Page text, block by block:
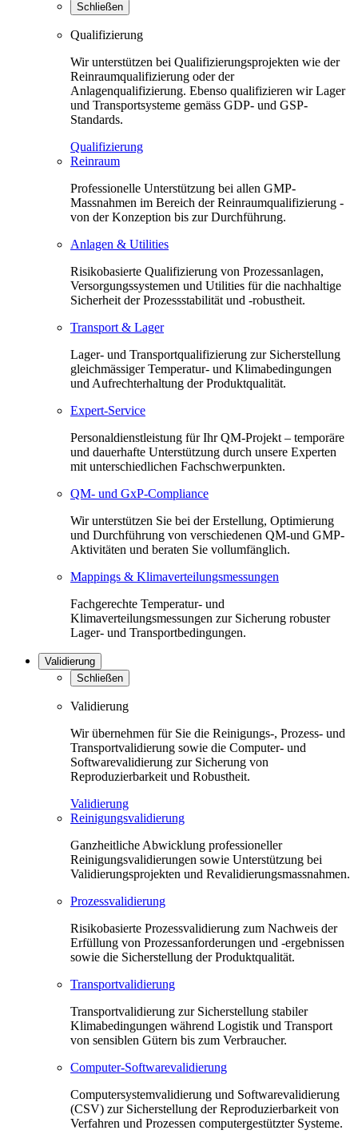
Schließen
Qualifizierung
Wir unterstützen bei Qualifizierungsprojekten wie der
Reinraumqualifizierung oder der
Anlagenqualifizierung. Ebenso qualifizieren wir Lager
und Transportsysteme gemäss GDP- und GSP-
Standards.
Qualifizierung
Reinraum
Professionelle Unterstützung bei allen GMP-
Massnahmen im Bereich der Reinraumqualifizierung -
von der Konzeption bis zur Durchführung.
Anlagen & Utilities
Risikobasierte Qualifizierung von Prozessanlagen,
Versorgungssystemen und Utilities für die nachhaltige
Sicherheit der Prozessstabilität und -robustheit.
Transport & Lager
Lager- und Transportqualifizierung zur Sicherstellung
gleichmässiger Temperatur- und Klimabedingungen
und Aufrechterhaltung der Produktqualität.
Expert-Service
Personaldienstleistung für Ihr QM-Projekt – temporäre
und dauerhafte Unterstützung durch unsere Experten
mit unterschiedlichen Fachschwerpunkten.
QM- und GxP-Compliance
Wir unterstützen Sie bei der Erstellung, Optimierung
und Durchführung von verschiedenen QM-und GMP-
Aktivitäten und beraten Sie vollumfänglich.
Mappings & Klimaverteilungsmessungen
Fachgerechte Temperatur- und
Klimaverteilungsmessungen zur Sicherung robuster
Lager- und Transportbedingungen.
Validierung
Schließen
Validierung
Wir übernehmen für Sie die Reinigungs-, Prozess- und
Transportvalidierung sowie die Computer- und
Softwarevalidierung zur Sicherung von
Reproduzierbarkeit und Robustheit.
Validierung
Reinigungsvalidierung
Ganzheitliche Abwicklung professioneller
Reinigungsvalidierungen sowie Unterstützung bei
Validierungsprojekten und Revalidierungsmassnahmen.
Prozessvalidierung
Risikobasierte Prozessvalidierung zum Nachweis der
Erfüllung von Prozessanforderungen und -ergebnissen
sowie die Sicherstellung der Produktqualität.
Transportvalidierung
Transportvalidierung zur Sicherstellung stabiler
Klimabedingungen während Logistik und Transport
von sensiblen Gütern bis zum Verbraucher.
Computer-Softwarevalidierung
Computersystemvalidierung und Softwarevalidierung
(CSV) zur Sicherstellung der Reproduzierbarkeit von
Verfahren und Prozessen computergestützter Systeme.